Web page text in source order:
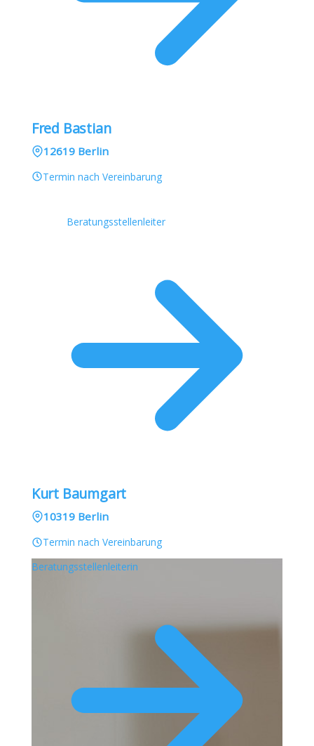
Fred Bastian
12619 Berlin
Termin nach Vereinbarung
Beratungsstellenleiter
Kurt Baumgart
10319 Berlin
Termin nach Vereinbarung
Beratungsstellenleiterin